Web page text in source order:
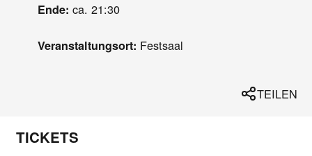
Ende: ca. 21:30
Veranstaltungsort: Festsaal
TEILEN
TICKETS